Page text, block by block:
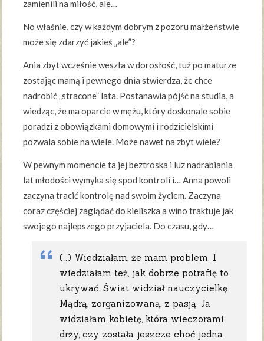
zamienili na miłość, ale…
No właśnie, czy w każdym dobrym z pozoru małżeństwie
może się zdarzyć jakieś „ale”?
Ania zbyt wcześnie weszła w dorosłość, tuż po maturze
zostając mamą i pewnego dnia stwierdza, że chce
nadrobić „stracone” lata. Postanawia pójść na studia, a
wiedząc, że ma oparcie w mężu, który doskonale sobie
poradzi z obowiązkami domowymi i rodzicielskimi
pozwala sobie na wiele. Może nawet na zbyt wiele?
W pewnym momencie ta jej beztroska i luz nadrabiania
lat młodości wymyka się spod kontroli i… Anna powoli
zaczyna tracić kontrolę nad swoim życiem. Zaczyna
coraz częściej zaglądać do kieliszka a wino traktuje jak
swojego najlepszego przyjaciela. Do czasu, gdy…
(…) Wiedziałam, że mam problem. I
wiedziałam też, jak dobrze potrafię to
ukrywać. Świat widział nauczycielkę.
Mądrą, zorganizowaną, z pasją. Ja
widziałam kobietę, która wieczorami
drży, czy została jeszcze choć jedna